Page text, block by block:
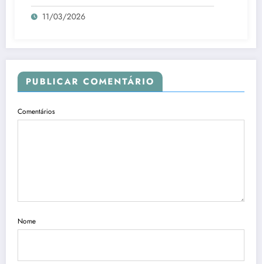
11/03/2026
PUBLICAR COMENTÁRIO
Comentários
Nome